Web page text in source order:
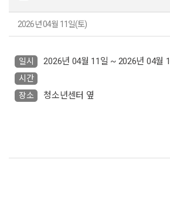
2026년 04월 11일(토)
일시 2026년 04월 11일 ~ 2026년 04월
시간
장소
청소년센터 옆